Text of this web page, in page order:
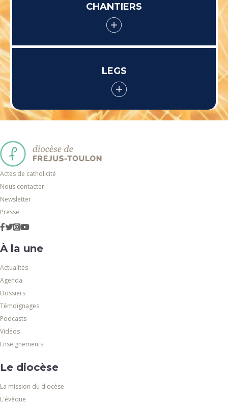
CHANTIERS
LEGS
Actes de catholicité
Nous contacter
Newsletter
Presse
À la une
Actualités
Agenda
Dossiers
Témoignages
Podcasts
Vidéos
Enseignements
Le diocèse
La mission du diocèse
L'évêque